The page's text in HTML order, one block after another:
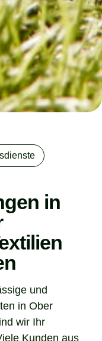
in
und
in Ober
wir Ihr
Kunden aus